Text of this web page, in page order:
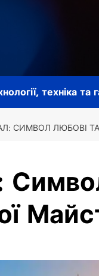
техніка та
СИМВОЛ ЛЮБОВІ ТА